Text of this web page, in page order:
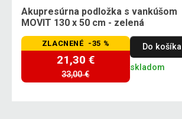
Akupresúrna podložka s vankúšom
MOVIT 130 x 50 cm - zelená
ZLACNENÉ -35 %
21,30 €
33,00 €
Do košíka
skladom